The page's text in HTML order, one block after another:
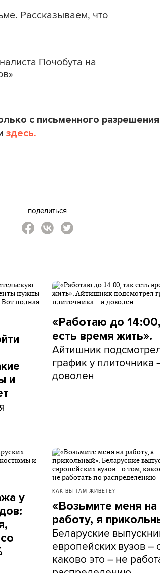
Рассказываем, что
Почобута на
с письменного разрешения
здесь.
поделиться
и
«Работаю до
есть время жить».
Айтишник
график у плиточника
доволен
у
КАК ВЫ ТАМ ЖИВЕТЕ?
«Возьмите меня на
работу, я
Беларуские
европейских вузов –
каково это – не